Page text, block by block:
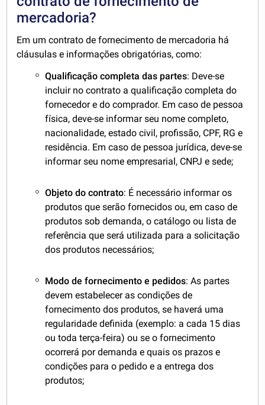
mercadoria?
Em um contrato de fornecimento de mercadoria há
cláusulas e informações obrigatórias, como:
Qualificação completa das partes: Deve-se
incluir no contrato a qualificação completa do
fornecedor e do comprador. Em caso de pessoa
física, deve-se informar seu nome completo,
nacionalidade, estado civil, profissão, CPF, RG e
residência. Em caso de pessoa jurídica, deve-se
informar seu nome empresarial, CNPJ e sede;
Objeto do contrato: É necessário informar os
produtos que serão fornecidos ou, em caso de
produtos sob demanda, o catálogo ou lista de
referência que será utilizada para a solicitação
dos produtos necessários;
Modo de fornecimento e pedidos: As partes
devem estabelecer as condições de
fornecimento dos produtos, se haverá uma
regularidade definida (exemplo: a cada 15 dias
ou toda terça-feira) ou se o fornecimento
ocorrerá por demanda e quais os prazos e
condições para o pedido e a entrega dos
produtos;